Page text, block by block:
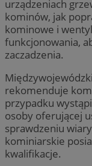
urządzeniach
kominów, jak
kominowe i
funkcjonowania,
zaczadzenia.
rekomenduje
przypadku
osoby oferującej
sprawdzeniu
kominiarskie
kwalifikacje.